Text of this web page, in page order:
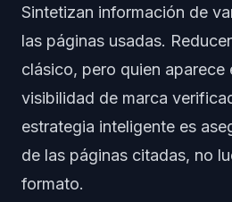
Sintetizan información de
las páginas usadas.
clásico, pero quien aparece
visibilidad de marca
estrategia inteligente es
de las páginas citadas, no
formato.